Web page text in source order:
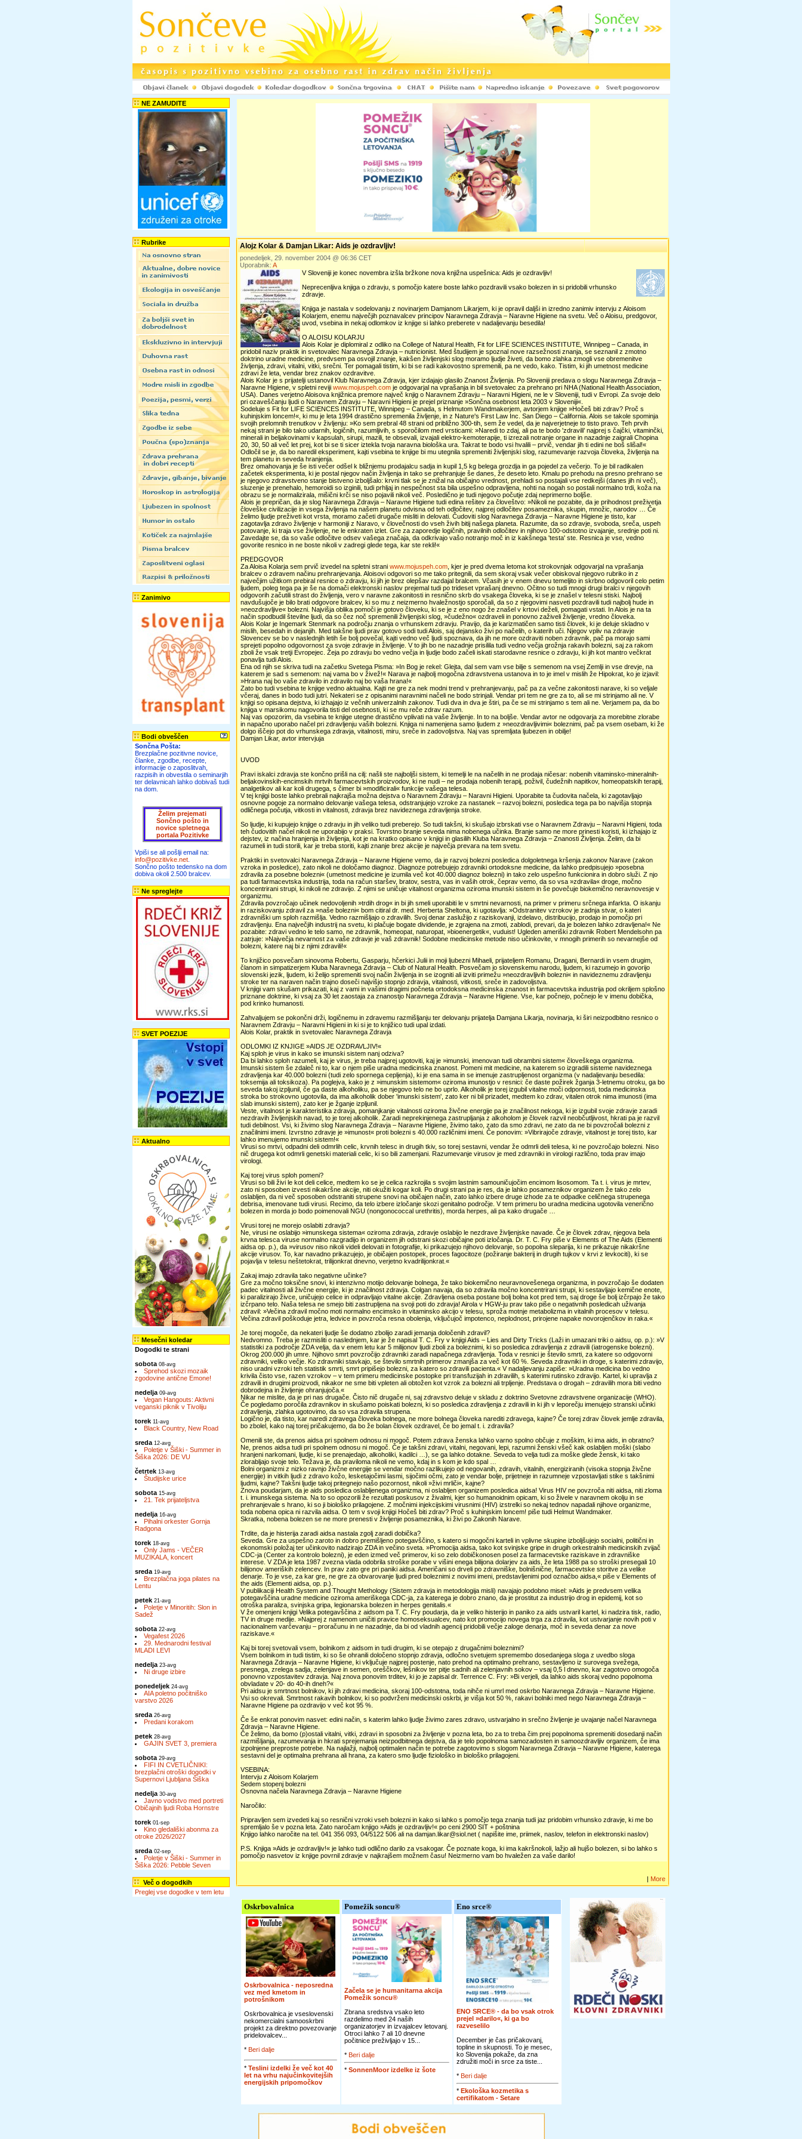
NE ZAMUDITE
Rubrike
Zanimivo
Bodi obveščen
Sončna Pošta:
Brezplačne pozitivne novice,
članke, zgodbe, recepte,
informacije o zaposlitvah,
razpisih in obvestila o seminarjih
ter delavnicah lahko dobivaš tudi
na dom.
Želim prejemati
Sončno pošto in
novice spletnega
portala Pozitivke
Vpiši se ali pošlji email na:
info@pozitivke.net
Sončno pošto tedensko na dom
dobiva okoli 2.500 bralcev.
Ne spreglejte
SVET POEZIJE
Aktualno
Mesečni koledar
Dogodki te strani
sobota 08-avg
Sprehod skozi mozaik
zgodovine antične Emone!
nedelja 09-avg
Vegan Hangouts: Aktivni
veganski piknik v Tivoliju
torek 11-avg
Black Country, New Road
sreda 12-avg
Poletje v Šiški - Summer in
Šiška 2026: DE VU
četrtek 13-avg
Študijske urice
sobota 15-avg
21. Tek prijateljstva
nedelja 16-avg
Pihalni orkester Gornja
Radgona
torek 18-avg
Only Jams - VEČER
MUZIKALA, koncert
sreda 19-avg
Brezplačna joga pilates na
Lentu
petek 21-avg
Poletje v Minoritih: Slon in
Sadež
sobota 22-avg
Vegafest 2026
29. Mednarodni festival
MLADI LEVI
nedelja 23-avg
Ni druge izbire
ponedeljek 24-avg
AIA poletno počitniško
varstvo 2026
sreda 26-avg
Predani korakom
petek 28-avg
GAJIN SVET 3, premiera
sobota 29-avg
FIFI IN CVETLIČNIKI:
brezplačni otroški dogodki v
Supernovi Ljubljana Šiška
nedelja 30-avg
Javno vodstvo med portreti
Običajnih ljudi Roba Hornstre
torek 01-sep
Kino gledališki abonma za
otroke 2026/2027
sreda 02-sep
Poletje v Šiški - Summer in
Šiška 2026: Pebble Seven
Več o dogodkih
Preglej vse dogodke v tem letu
Alojz Kolar & Damjan Likar: Aids je ozdravljiv!
ponedeljek, 29. november 2004 @ 06:36 CET
Uporabnik: A
V Sloveniji je konec novembra izšla bržkone nova knjižna uspešnica: Aids je ozdravljiv!
Neprecenljiva knjiga o zdravju, s pomočjo katere boste lahko pozdravili vsako bolezen in si pridobili vrhunsko
zdravje.
Knjiga je nastala v sodelovanju z novinarjem Damjanom Likarjem, ki je opravil daljši in izredno zanimiv intervju z Aloisom
Kolarjem, enemu največjih poznavalcev principov Naravnega Zdravja – Naravne Higiene na svetu. Več o Aloisu, predgovor,
uvod, vsebina in nekaj odlomkov iz knjige si lahko preberete v nadaljevanju besedila!
O ALOISU KOLARJU
Alois Kolar je diplomiral z odliko na College of Natural Health, Fit for LIFE SCIENCES INSTITUTE, Winnipeg – Canada, in
pridobil naziv praktik in svetovalec Naravnega Zdravja – nutricionist. Med študijem je spoznal nove razsežnosti znanja, se seznanil z zmotno
doktrino uradne medicine, predvsem pa osvojil znanje, kakšen življenjski slog moramo ljudje živeti, da bomo zlahka zmogli vse obremenitve
življenja, zdravi, vitalni, vitki, srečni. Ter pomagali tistim, ki bi se radi kakovostno spremenili, pa ne vedo, kako. Tistim, ki jih umetnost medicine
zdravi že leta, vendar brez znakov ozdravitve.
Alois Kolar je s prijatelji ustanovil Klub Naravnega Zdravja, kjer izdajajo glasilo Znanost Življenja. Po Sloveniji predava o slogu Naravnega Zdravja –
Naravne Higiene, v spletni reviji www.mojuspeh.com je odgovarjal na vprašanja in bil svetovalec za prehrano pri NHA (National Health Association,
USA). Danes verjetno Aloisova knjižnica premore največ knjig o Naravnem Zdravju – Naravni Higieni, ne le v Sloveniji, tudi v Evropi. Za svoje delo
pri ozaveščanju ljudi o Naravnem Zdravju – Naravni Higieni je prejel priznanje »Sončna osebnost leta 2003 v Sloveniji«.
Sodeluje s Fit for LIFE SCIENCES INSTITUTE, Winnipeg – Canada, s Helmutom Wandmakerjem, avtorjem knjige »Hočeš biti zdrav? Proč s
kuhinjskim loncem!«, ki mu je leta 1994 drastično spremenila življenje, in z Nature's First Law Inc. San Diego – California. Alois se takole spominja
svojih prelomnih trenutkov v življenju: »Ko sem prebral 48 strani od približno 300-tih, sem že vedel, da je najverjetneje to tisto pravo. Teh prvih
nekaj strani je bilo tako udarnih, logičnih, razumljivih, s sporočilom med vrsticami: »Naredi to zdaj, ali pa te bodo 'zdravili' najprej s čajčki, vitaminčki,
minerali in beljakovinami v kapsulah, sirupi, mazili, te obsevali, izvajali elektro-kemoterapije, ti izrezali notranje organe in nazadnje zaigrali Chopina
20, 30, 50 ali več let prej, kot bi se ti sicer iztekla tvoja naravna biološka ura. Takrat te bodo vsi hvalili – prvič, vendar jih ti edini ne boš slišal!«
Odločil se je, da bo naredil eksperiment, kajti vsebina te knjige bi mu utegnila spremeniti življenjski slog, razumevanje razvoja človeka, življenja na
tem planetu in seveda hranjenja.
Brez omahovanja je še isti večer odšel k bližnjemu prodajalcu sadja in kupil 1,5 kg belega grozdja in ga pojedel za večerjo. To je bil radikalen
začetek eksperimenta, ki je postal njegov način življenja in tako se prehranjuje še danes, že deseto leto. Kmalu po prehodu na presno prehrano se
je njegovo zdravstveno stanje bistveno izboljšalo: krvni tlak se je znižal na običajno vrednost, prehladi so postajali vse redkejši (danes jih ni več),
sluzenje je prenehalo, hemoroidi so izginili, tudi prhljaj in nespečnost sta bila uspešno odpravljena, nohti na nogah so postali normalno trdi, koža na
obrazu se je normalizirala, mišični krči se niso pojavili nikoli več. Posledično je tudi njegovo počutje zdaj neprimerno boljše.
Alois je prepričan, da je slog Naravnega Zdravja – Naravne Higiene tudi edina rešitev za človeštvo: »Nikoli ne pozabite, da je prihodnost preživetja
človeške civilizacije in vsega življenja na našem planetu odvisna od teh odločitev, najprej odločitev posameznika, skupin, množic, narodov … Če
želimo ljudje preživeti kot vrsta, moramo začeti drugače misliti in delovati. Čudoviti slog Naravnega Zdravja – Naravne Higiene je tisto, kar
zagotavlja zdravo življenje v harmoniji z Naravo, v človečnosti do vseh živih bitij našega planeta. Razumite, da so zdravje, svoboda, sreča, uspeh
potovanje, ki traja vse življenje, ne le enkraten izlet. Gre za zaporedje logičnih, pravilnih odločitev in njihovo 100-odstotno izvajanje, srednje poti ni.
Zavedajte se, da so vaše odločitve odsev vašega značaja, da odkrivajo vašo notranjo moč in iz kakšnega 'testa' ste. Resnica je vse, vedno
govorite resnico in ne boste nikoli v zadregi glede tega, kar ste rekli!«
PREDGOVOR
Za Aloisa Kolarja sem prvič izvedel na spletni strani www.mojuspeh.com , kjer je pred dvema letoma kot strokovnjak odgovarjal na vprašanja
bralcev o zdravem načinu prehranjevanja. Aloisovi odgovori so me tako pritegnili, da sem skoraj vsak večer obiskoval njegovo rubriko in z
največjim užitkom prebiral resnice o zdravju, ki jih je brez olepšav razdajal bralcem. Včasih je v enem dnevu temeljito in skrbno odgovoril celo petim
ljudem, poleg tega pa je še na domači elektronski naslov prejemal tudi po trideset vprašanj dnevno. Očitno so tudi mnogi drugi bralci v njegovih
odgovorih začutili strast do življenja, vero v naravne zakonitosti in resnično skrb do vsakega človeka, ki se je znašel v telesni stiski. Najbolj
navdušujoče je bilo brati odgovore bralcev, ki so mu z neizmerno hvaležnostjo sporočali, da so z njegovimi nasveti pozdravili tudi najbolj hude in
»neozdravljive« bolezni. Najvišja oblika pomoči je gotovo človeku, ki se je z eno nogo že znašel v krtovi deželi, pomagati vstati. In Alois je na ta
način spodbudil številne ljudi, da so čez noč spremenili življenjski slog, »čudežno« ozdraveli in ponovno zaživeli življenje, vredno človeka.
Alois Kolar je Ingemark Stenmark na področju znanja o vrhunskem zdravju. Pravijo, da je karizmatičen samo tisti človek, ki je deluje skladno v
mislih, besedah in dejanjih. Med takšne ljudi prav gotovo sodi tudi Alois, saj dejansko živi po načelih, o katerih uči. Njegov vpliv na zdravje
Slovencev se bo v naslednjih letih še bolj povečal, kajti vedno več ljudi spoznava, da jih ne more ozdraviti noben zdravnik, pač pa morajo sami
sprejeti popolno odgovornost za svoje zdravje in življenje. V to jih bo ne nazadnje prisilila tudi vedno večja grožnja rakavih bolezni, saj za rakom
zboli že vsak tretji Evropejec. Žeja po zdravju bo vedno večja in ljudje bodo začeli iskati starodavne resnice o zdravju, ki jih kot mantro večkrat
ponavlja tudi Alois.
Ena od njih se skriva tudi na začetku Svetega Pisma: »In Bog je rekel: Glejta, dal sem vam vse bilje s semenom na vsej Zemlji in vse drevje, na
katerem je sad s semenom: naj vama bo v živež!« Narava je najbolj mogočna zdravstvena ustanova in to je imel v mislih že Hipokrat, ko je izjavil:
»Hrana naj bo vaše zdravilo in zdravilo naj bo vaša hrana!«
Zato bo tudi vsebina te knjige vedno aktualna. Kajti ne gre za nek modni trend v prehranjevanju, pač pa za večne zakonitosti narave, ki so veljale
včeraj, danes in bodo tudi jutri. Nekateri se z opisanimi naravnimi načeli ne bodo strinjali. Vendar pri tem ne gre za to, ali se mi strinjamo ali ne. V
knjigi so opisana dejstva, ki izhajajo iz večnih univerzalnih zakonov. Tudi dva in dva je štiri, pa če se mi strinjamo s tem ali ne. Verjamem pa, da bo
knjiga v marsikomu nagovorila tisti del osebnosti, ki se mu reče zdrav razum.
Naj vas opozorim, da vsebina te knjige utegne drastično vplivati na vaše življenje. In to na boljše. Vendar avtor ne odgovarja za morebitne zlorabe
in napačno uporabo načel pri zdravljenju vaših bolezni. Knjiga ni namenjena samo ljudem z »neozdravljivimi« boleznimi, pač pa vsem osebam, ki že
dolgo iščejo pot do vrhunskega zdravja, vitalnosti, miru, sreče in zadovoljstva. Naj vas spremljata ljubezen in obilje!
Damjan Likar, avtor intervjuja
UVOD
Pravi iskalci zdravja ste končno prišli na cilj: našli ste najboljši sistem, ki temelji le na načelih in ne prodaja ničesar: nobenih vitaminsko-mineralnih-
beljakovinskih-encimskih mrtvih farmacevtskih proizvodov, ki ne nudi – ne prodaja nobenih terapij, poživil, čudežnih napitkov, homeopatskih terapij,
analgetikov ali kar koli drugega, s čimer bi »modificirali« funkcije vašega telesa.
V tej knjigi boste lahko prebrali najkrajša možna dejstva o Naravnem Zdravju – Naravni Higieni. Uporabite ta čudovita načela, ki zagotavljajo
osnovne pogoje za normalno delovanje vašega telesa, odstranjujejo vzroke za nastanek – razvoj bolezni, posledica tega pa bo najvišja stopnja
odličnega počutja, vitkosti in vitalnosti, zdravja brez navideznega zdravljenja stroke.
So ljudje, ki kupujejo knjige o zdravju in jih veliko tudi preberejo. So tudi takšni, ki skušajo izbrskati vse o Naravnem Zdravju – Naravni Higieni, toda
teh čudovitih načel nikoli ne uporabijo v praksi. Tovrstno branje seveda nima nobenega učinka. Branje samo ne more prinesti koristi, ki izhajajo iz
dejstev, iz načina hranjenja in življenja, kot je na kratko opisano v knjigi in glasilih Kluba Naravnega Zdravja – Znanosti Življenja. Želim, da bi
razumeli in tudi storili, kar je treba storiti, kajti znanje brez akcije je največja prevara na tem svetu.
Praktiki in svetovalci Naravnega Zdravja – Naravne Higiene vemo, da je razvoj bolezni posledica dolgoletnega kršenja zakonov Narave (zakon
vzroka in posledice), zato nikoli ne določamo diagnoz. Diagnoze potrebujejo zdravniki ortodoksne medicine, da lahko predpisujejo »posebna
zdravila za posebne bolezni« (umetnost medicine je izumila več kot 40.000 diagnoz bolezni) in tako zelo uspešno funkcionira in dobro služi. Z njo
pa tudi farmacevtska industrija, toda na račun staršev, bratov, sestra, vas in vaših otrok, čeprav vemo, da so vsa »zdravila« droge, močno
koncentrirani strupi, ki nikoli ne zdravijo. Z njimi se uničuje vitalnost organizma oziroma imunski sistem in še povečuje biokemično neravnovesje v
organizmu.
Zdravila povzročajo učinek nedovoljenih »trdih drog« in bi jih smeli uporabiti le v smrtni nevarnosti, na primer v primeru srčnega infarkta. O iskanju
in raziskovanju zdravil za »naše bolezni« bom citiral dr. med. Herberta Sheltona, ki ugotavlja: »Odstranitev vzrokov je zadnja stvar, o kateri
zdravniški um sploh razmišlja. Vedno razmišljajo o zdravilih. Svoj denar zaslužijo z raziskovanji, izdelavo, distribucijo, prodajo in pomočjo pri
zdravljenju. Ena največjih industrij na svetu, ki plačuje bogate dividende, je zgrajena na zmoti, zablodi, prevari, da je bolezen lahko zdravljena!« Ne
pozabite: zdravi vedno le telo samo, ne zdravnik, homeopat, naturopat, »bioenergetik«, vuduist! Ugleden ameriški zdravnik Robert Mendelsohn pa
zatrjuje: »Največja nevarnost za vaše zdravje je vaš zdravnik! Sodobne medicinske metode niso učinkovite, v mnogih primerih so nevarnejše od
bolezni, katere naj bi z njimi zdravili!«
To knjižico posvečam sinovoma Robertu, Gasparju, hčerkici Julii in moji ljubezni Mihaeli, prijateljem Romanu, Dragani, Bernardi in vsem drugim,
članom in simpatizerjem Kluba Naravnega Zdravja – Club of Natural Health. Posvečam jo slovenskemu narodu, ljudem, ki razumejo in govorijo
slovenski jezik, ljudem, ki želijo spremeniti svoj način življenja in se izogniti ali izviti primežu »neozdravljivih bolezni« in navideznemu zdravljenju
stroke ter na naraven način trajno doseči najvišjo stopnjo zdravja, vitalnosti, vitkosti, sreče in zadovoljstva.
V knjigi vam skušam prikazati, kaj z vami in vašimi dragimi počneta ortodoksna medicinska znanost in farmacevtska industrija pod okriljem splošno
priznane doktrine, ki vsaj za 30 let zaostaja za znanostjo Naravnega Zdravja – Naravne Higiene. Vse, kar počnejo, počnejo le v imenu dobička,
pod krinko humanosti.
Zahvaljujem se pokončni drži, logičnemu in zdravemu razmišljanju ter delovanju prijatelja Damjana Likarja, novinarja, ki širi neizpodbitno resnico o
Naravnem Zdravju – Naravni Higieni in ki si je to knjižico tudi upal izdati.
Alois Kolar, praktik in svetovalec Naravnega Zdravja
ODLOMKI IZ KNJIGE »AIDS JE OZDRAVLJIV!«
Kaj sploh je virus in kako se imunski sistem nanj odziva?
Da bi lahko sploh razumeli, kaj je virus, je treba najprej ugotoviti, kaj je »imunski, imenovan tudi obrambni sistem« človeškega organizma.
Imunski sistem še zdaleč ni to, kar o njem piše uradna medicinska znanost. Pomeni mit medicine, na katerem so izgradili sisteme navideznega
zdravljenja kar 40.000 bolezni (tudi zelo spornega cepljenja), ki je ena sama in se imenuje zastrupljenost organizma (v nadaljevanju besedila:
toksemija ali toksikoza). Pa poglejva, kako je z »imunskim sistemom« oziroma imunostjo v resnici: če daste požirek žganja 3-letnemu otroku, ga bo
seveda takoj izpljunil, če ga daste alkoholiku, pa se njegovo telo ne bo uprlo. Alkoholik je torej izgubil vitalne moči odpornosti, toda medicinska
stroka bo strokovno ugotovila, da ima alkoholik dober 'imunski sistem', zato ker ni bil prizadet, medtem ko zdrav, vitalen otrok nima imunosti (ima
slab imunski sistem), zato ker je žganje izpljunil.
Veste, vitalnost je karakteristika zdravja, pomanjkanje vitalnosti oziroma živčne energije pa je značilnost nekoga, ki je izgubil svoje zdravje zaradi
nezdravih življenjskih navad, to je torej alkoholik. Zaradi neprekinjenega zastrupljanja z alkoholom je človek razvil neobčutljivost, hkrati pa je razvil
tudi debilnost. Vsi, ki živimo slog Naravnega Zdravja – Naravne Higiene, živimo tako, zato da smo zdravi, ne zato da ne bi povzročali bolezni z
značilnimi imeni. Izvrstno zdravje je »imunost« proti bolezni s 40.000 različnimi imeni. Če ponovim: »Vibrirajoče zdravje, vitalnost je torej tisto, kar
lahko imenujemo imunski sistem!«
Virusi so mrtvi, odpadni deli odmrlih celic, krvnih telesc in drugih tkiv, so torej sestavni, vendar že odmrli deli telesa, ki ne povzročajo bolezni. Niso
nič drugega kot odmrli genetski materiali celic, ki so bili zamenjani. Razumevanje virusov je med zdravniki in virologi različno, toda prav imajo
virologi.
Kaj torej virus sploh pomeni?
Virusi so bili živi le kot deli celice, medtem ko se je celica razkrojila s svojim lastnim samouničujočim encimom lisosomom. Ta t. i. virus je mrtev,
zato ni sposoben izvesti nikakršne akcije, niti okužiti kogar koli. Po drugi strani pa je res, da je lahko posameznikov organizem že tako zelo
oslabljen, da ni več sposoben odstraniti strupene snovi na običajen način, zato lahko izbere druge izhode za te odpadke celičnega strupenega
debrisa, imenovane tudi virusi. Recimo, da telo izbere izločanje skozi genitalno področje. V tem primeru bo uradna medicina ugotovila venerično
bolezen in morda jo bodo poimenovali NGU (nongonococcal urethritis), morda herpes, ali pa kako drugače …
Virusi torej ne morejo oslabiti zdravja?
Ne, virusi ne oslabijo »imunskega sistema« oziroma zdravja, zdravje oslabijo le nezdrave življenjske navade. Če je človek zdrav, njegova bela
krvna telesca viruse normalno razgradijo in organizem jih odstrani skozi običajne poti izločanja. Dr. T. C. Fry piše v Elements of The Aids (Elementi
aidsa op. p.), da »virusov niso nikoli videli delovati in fotografije, ki prikazujejo njihovo delovanje, so popolna sleparija, ki ne prikazuje nikakršne
akcije virusov. To, kar navadno prikazujejo, je običajen postopek, proces fagocitoze (požiranje bakterij in drugih tujkov v krvi z levkociti), ki se
pojavlja v telesu neštetokrat, trilijonkrat dnevno, verjetno kvadrilijonkrat.«
Zakaj imajo zdravila tako negativne učinke?
Gre za močno toksične snovi, ki intenzivno motijo delovanje bolnega, že tako biokemično neuravnovešenega organizma, in povzročajo še dodaten
padec vitalnosti ali živčne energije, ki je značilnost zdravja. Colgan navaja, da so zdravila močno koncentrirani strupi, ki sestavljajo kemične enote,
ki paralizirajo živce, uničujejo celice in odpravljajo vitalne akcije. Zdravljena oseba postane bolj bolna kot pred tem, saj droge še bolj izčrpajo že tako
izčrpano telo. Naša telesa ne smejo biti zastrupljena na svoji poti do zdravja! Airola v HGW-ju prav tako piše o negativnih posledicah uživanja
zdravil: »Večina zdravil močno moti normalno encimsko in vitaminsko akcijo v telesu, sproža motnje metabolizma in vitalnih procesov v telesu.
Večina zdravil poškoduje jetra, ledvice in povzroča resna obolenja, vključujoč impotenco, neplodnost, prirojene napake novorojenčkov in raka.«
Je torej mogoče, da nekateri ljudje še dodatno zbolijo zaradi jemanja določenih zdravil?
Nedvomno. Treba je razmisliti o naslednjem, kar je že napisal T. C. Fry v knjigi Aids – Lies and Dirty Tricks (Laži in umazani triki o aidsu, op. p.): »V
statistiki za področje ZDA velja, da v enem letu kar 5 milijonov ljudi zboli za boleznimi, ki so posledica zdravljenja z zdravili (iatrogenske bolezni).
Okrog 200.000 jih umre. Njihovo smrt povzročijo zdravniki zaradi napačnega zdravljenja. Toda v resnici je število smrti, za katere so odgovorni
zdravniki, veliko večje. Ko zdravniki stavkajo, se število smrtnih primerov zmanjša za več kot 60 %. Seveda zdravniki in droge, s katerimi zdravijo,
niso uradni vzroki teh statistik smrti, smrt pripišejo bolezni, za katero so zdravili pacienta.« V nadaljevanju zapiše: »Uradna medicina bo vedno
krivila čisto vse, razen vzrokov – v tem primeru medicinske postopke pri transfuzijah in zdravilih, s katerimi rutinsko zdravijo. Kartel, ki upravlja z
zdravili in drugimi proizvodi, nikakor ne sme biti vpleten ali obtožen kot vzrok za bolezni ali trpljenje. Predstava o drogah – zdravilih mora biti vedno
dobrodejna in življenje ohranjujoča.«
Nikar ne mislite, da je pri nas drugače. Čisto nič drugače ni, saj zdravstvo deluje v skladu z doktrino Svetovne zdravstvene organizacije (WHO).
Če pogledamo poročila zdravnikov in skušamo poiskati bolezni, ki so posledica zdravljenja z zdravili in ki jih v leporečju imenujejo stranski učinki
zdravljenja, zlahka ugotovimo, da so vsa zdravila strupena.
Logično je, da tisto, kar naredi zdravega človeka bolnega, ne more bolnega človeka narediti zdravega, kajne? Če torej zdrav človek jemlje zdravila,
bo zbolel, kako naj torej pričakujemo, da bo že bolan človek ozdravel, če bo jemal t. i. zdravila?
Omenili ste, da prenos aidsa pri spolnem odnosu ni mogoč. Potem zdrava ženska lahko varno spolno občuje z moškim, ki ima aids, in obratno?
Ne, prenos aidsa tudi pri spolnem odnosu ni mogoč. Če je takšni zdravi, vitalni, negovani, lepi, razumni ženski všeč kak oslabljen moški (slabo
hranjeni narkomani, ljudje, ki se prenajedajo, alkoholiki, kadilci …), se ga lahko dotakne. Seveda to velja tudi za moške glede žensk, ki tako
zlorabljajo svoje telo. Težava je, da praviloma nikoli ne vemo, kdaj in s kom je kdo spal …
Bolni organizmi z nizko ravnjo živčne energije se vendar močno razlikujejo od negovanih, zdravih, vitalnih, energiziranih (visoka stopnja živčne
energije) in vitkih ljudi z zdravo kožo, lesketajočimi lasmi, sijočimi očmi, zato je vendar bolje, prijetneje in razumneje vzpostavljati stike s takšnimi
ljudmi, kajne? Takšni ljudje takoj pritegnejo našo pozornost, nikoli »živi mrliči«, kajne?
Znova poudarjam, da je aids posledica oslabljenega organizma, ni oslabljen organizem posledica aidsa! Virus HIV ne povzroča niti aidsa, niti zloma
t. i. imunskega sistema. Na to so opozorili že rezultati poskusov z živalmi, kjer so humanoidnim opicam, ki so živele v naravnem okolju in se
prehranjevale s hrano, ki so ji biološko prilagojene. Z močnimi injekcijskimi virusnimi (HIV) izstrelki so nekaj tednov napadali njihove organizme,
toda nobena opica ni razvila aidsa. O tem v svoji knjigi Hočeš biti zdrav? Proč s kuhinjskim loncem! piše tudi Helmut Wandmaker.
Skratka, nobena bolezen se ne more prenesti v življenje posameznika, ki živi po Zakonih Narave.
Trdite, da je histerija zaradi aidsa nastala zgolj zaradi dobička?
Seveda. Gre za uspešno zaroto in dobro premišljeno potegavščino, s katero si mogočni karteli in vplivne skupine izboljšujejo socialni, politični in
ekonomski položaj ter učinkovito nadzirajo ZDA in večino sveta. »Promocija aidsa, tako kot svinjske gripe in drugih orkestralnih medicinskih zvijač
CDC-ja (Center za kontrolo bolezni), je eden izmed več primerov, ki so zelo dobičkonosen posel za farmacevtske raziskave in zdravniške
interese. V ZDA je leta 1987 zvezna vlada odobrila stroške porabe v višini enega bilijona dolarjev za aids, že leta 1988 pa so stroški presegali 10
bilijonov ameriških zelencev. In prav zato gre pri paniki aidsa. Američani so drveli po zdravniške, bolnišnične, farmacevtske storitve za velike
denarje. To je vse, za kar gre, ne gre za obvarovanje ljudi pred boleznimi z novimi imeni, predstavljenimi pod označbo aidsa,« piše v Elements of
the aids (Elementi aidsa, op. p.).
V publikaciji Health System and Thought Methology (Sistem zdravja in metodologija misli) navajajo podobno misel: »Aids je predvsem velika
potegavščina uradne medicine oziroma ameriškega CDC-ja, za katerega je dobro znano, da je prostitut za industrijo drog in epidemij, kot so
otroška paraliza, svinjska gripa, legionarska bolezen in herpes genitalis.«
V že omenjeni knjigi Velika potegavščina z aidsom pa T. C. Fry poudarja, da je veliko histerijo in paniko za aids ustvaril kartel, ki nadzira tisk, radio,
TV in druge medije. »Najprej z namenom uničiti pravice homoseksualcev, nato kot promocijo novega trga za zdravila, kot ustvarjanje novih poti v
nacionalnem varčevanju – proračunu in ne nazadnje, da bi od vladnih agencij pridobili večje zaloge denarja, moč in seveda denar za nove
raziskave.«
Kaj bi torej svetovali vsem, bolnikom z aidsom in tudi drugim, ki se otepajo z drugačnimi boleznimi?
Vsem bolnikom in tudi tistim, ki so še ohranili določeno stopnjo zdravja, odločno svetujem spremembo dosedanjega sloga z uvedbo sloga
Naravnega Zdravja – Naravne Higiene, ki vključuje najprej postenje, nato prehod na optimalno prehrano, sestavljeno iz surovega svežega,
presnega, zrelega sadja, zelenjave in semen, oreščkov, lešnikov ter pitje sadnih ali zelenjavnih sokov – vsaj 0,5 l dnevno, kar zagotovo omogoča
ponovno vzpostavitev zdravja. Naj znova ponovim trditev, ki jo je zapisal dr. Terrence C. Fry: »Bi verjeli, da lahko aids skoraj vedno popolnoma
obvladate v 20- do 40-ih dneh?«
Pri aidsu je smrtnost bolnikov, ki jih zdravi medicina, skoraj 100-odstotna, toda nihče ni umrl med oskrbo Naravnega Zdravja – Naravne Higiene.
Vsi so okrevali. Smrtnost rakavih bolnikov, ki so podvrženi medicinski oskrbi, je višja kot 50 %, rakavi bolniki med nego Naravnega Zdravja –
Naravne Higiene pa ozdravijo v več kot 95 %.
Če še enkrat ponovim nasvet: edini način, s katerim lahko ljudje živimo zares zdravo, ustvarjalno in srečno življenje je uvajanje načel Naravnega
Zdravja – Naravne Higiene.
Če želimo, da bomo (p)ostali vitalni, vitki, zdravi in sposobni za življenje v pozna leta, bo za to treba čim prej popolnoma spremeniti dosedanji način
razmišljanja, razumevanja in hkrati sprejemanja neizpodbitnega dejstva, da je telo popolnoma samozadosten in samoozdravljiv organizem, če ima
izpolnjene preproste potrebe. Na najlažji, najbolj optimalen način te potrebe zagotovimo s slogom Naravnega Zdravja – Naravne Higiene, katerega
sestavni del je optimalna prehrana ali hrana, za katero smo ljudje fiziološko in biološko prilagojeni.
VSEBINA:
Intervju z Aloisom Kolarjem
Sedem stopenj bolezni
Osnovna načela Naravnega Zdravja – Naravne Higiene
Naročilo:
Pripravljen sem izvedeti kaj so resnični vzroki vseh bolezni in kako si lahko s pomočjo tega znanja tudi jaz pridobim vrhunsko zdravje, ki me bo
spremljalo še v pozna leta. Zato naročam knjigo »Aids je ozdravljiv!« po ceni 2900 SIT + poštnina
Knjigo lahko naročite na tel. 041 356 093, 04/5122 506 ali na damjan.likar@siol.net ( napišite ime, priimek, naslov, telefon in elektronski naslov)
P.S. Knjiga »Aids je ozdravljiv!« je lahko tudi odlično darilo za vsakogar. Če poznate koga, ki ima kakršnokoli, lažjo ali hujšo bolezen, si bo lahko s
pomočjo nasvetov iz knjige povrnil zdravje v najkrajšem možnem času! Neizmerno vam bo hvaležen za vaše darilo!
| More
Oskrbovalnica
Oskrbovalnica - neposredna
vez med kmetom in
potrošnikom
Oskrbovalnica je vseslovenski
nekomercialni samooskrbni
projekt za direktno povezovanje
pridelovalcev...
* Beri dalje
* Teslini izdelki že več kot 40
let na vrhu najučinkovitejših
energijskih pripomočkov
Pomežik soncu®
Začela se je humanitarna akcija
Pomežik soncu®
Zbrana sredstva vsako leto
razdelimo med 24 naših
organizatorjev in izvajalcev letovanj.
Otroci lahko 7 ali 10 dnevne
počitnice preživljajo v 15...
* Beri dalje
* SonnenMoor izdelke iz šote
Eno srce®
ENO SRCE® - da bo vsak otrok
prejel »darilo«, ki ga bo
razveselilo
December je čas pričakovanj,
topline in skupnosti. To je mesec,
ko Slovenija pokaže, da zna
združiti moči in srce za tiste...
* Beri dalje
* Ekološka kozmetika s
certifikatom - Setare